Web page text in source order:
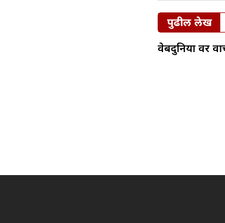
पुढील लेख
वेबदुनिया वर